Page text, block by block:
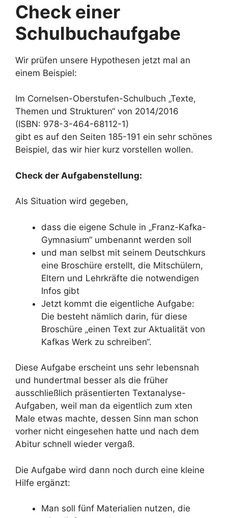
Check einer
Schulbuchaufgabe
Wir prüfen unsere Hypothesen jetzt mal an
einem Beispiel:
Im Cornelsen-Oberstufen-Schulbuch „Texte,
Themen und Strukturen“ von 2014/2016
(ISBN: 978-3-464-68112-1)
gibt es auf den Seiten 185-191 ein sehr schönes
Beispiel, das wir hier kurz vorstellen wollen.
Check der Aufgabenstellung:
Als Situation wird gegeben,
dass die eigene Schule in „Franz-Kafka-
Gymnasium“ umbenannt werden soll
und man selbst mit seinem Deutschkurs
eine Broschüre erstellt, die Mitschülern,
Eltern und Lehrkräfte die notwendigen
Infos gibt
Jetzt kommt die eigentliche Aufgabe:
Die besteht nämlich darin, für diese
Broschüre „einen Text zur Aktualität von
Kafkas Werk zu schreiben“.
Diese Aufgabe erscheint uns sehr lebensnah
und hundertmal besser als die früher
ausschließlich präsentierten Textanalyse-
Aufgaben, weil man da eigentlich zum xten
Male etwas machte, dessen Sinn man schon
vorher nicht eingesehen hatte und nach dem
Abitur schnell wieder vergaß.
Die Aufgabe wird dann noch durch eine kleine
Hilfe ergänzt:
Man soll fünf Materialien nutzen, die